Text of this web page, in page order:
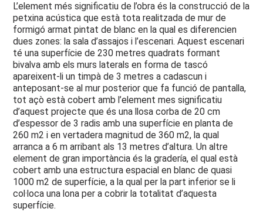
L’element més significatiu de l’obra és la construcció de la
petxina acústica que està tota realitzada de mur de
formigó armat pintat de blanc en la qual es diferencien
dues zones: la sala d’assajos i l’escenari. Aquest escenari
té una superfície de 230 metres quadrats formant
bivalva amb els murs laterals en forma de tascó
apareixent-li un timpà de 3 metres a cadascun i
anteposant-se al mur posterior que fa funció de pantalla,
tot açò està cobert amb l’element mes significatiu
d’aquest projecte que és una llosa corba de 20 cm
d’espessor de 3 radis amb una superfície en planta de
260 m2 i en vertadera magnitud de 360 m2, la qual
arranca a 6 m arribant als 13 metres d’altura. Un altre
element de gran importància és la gradería, el qual està
cobert amb una estructura espacial en blanc de quasi
1000 m2 de superfície, a la qual per la part inferior se li
col·loca una lona per a cobrir la totalitat d’aquesta
superfície.